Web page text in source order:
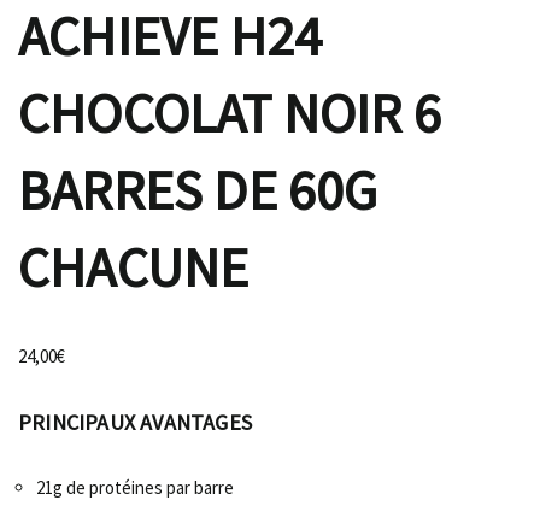
ACHIEVE H24
CHOCOLAT NOIR 6
BARRES DE 60G
CHACUNE
24,00€
PRINCIPAUX AVANTAGES
21g de protéines par barre